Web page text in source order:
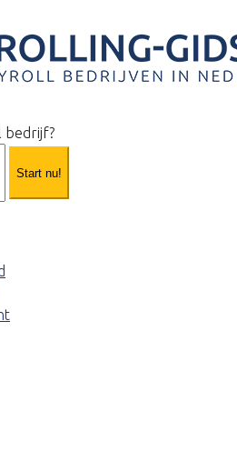
bedrijf?
Start nu!